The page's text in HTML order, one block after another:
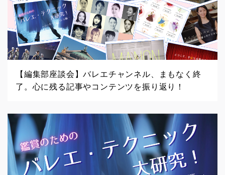
【編集部座談会】バレエチャンネル、まもなく終
了。心に残る記事やコンテンツを振り返り！